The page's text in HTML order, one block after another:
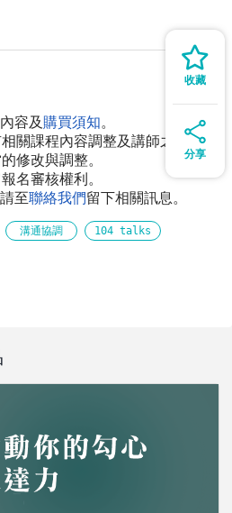
收藏
分享
容及購買須知。
課程內容調整及講師之變動
修改與調整。
名審核權利。
至聯絡我們留下相關訊息。
溝通協調 104 talks